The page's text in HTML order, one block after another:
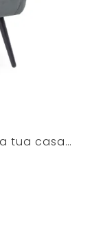
Per dare valore al soggiorno della tua casa con funzionalità e stile, eccoti uno dei modelli più originali di poltrone lineari in tessuto Bizzotto. ...